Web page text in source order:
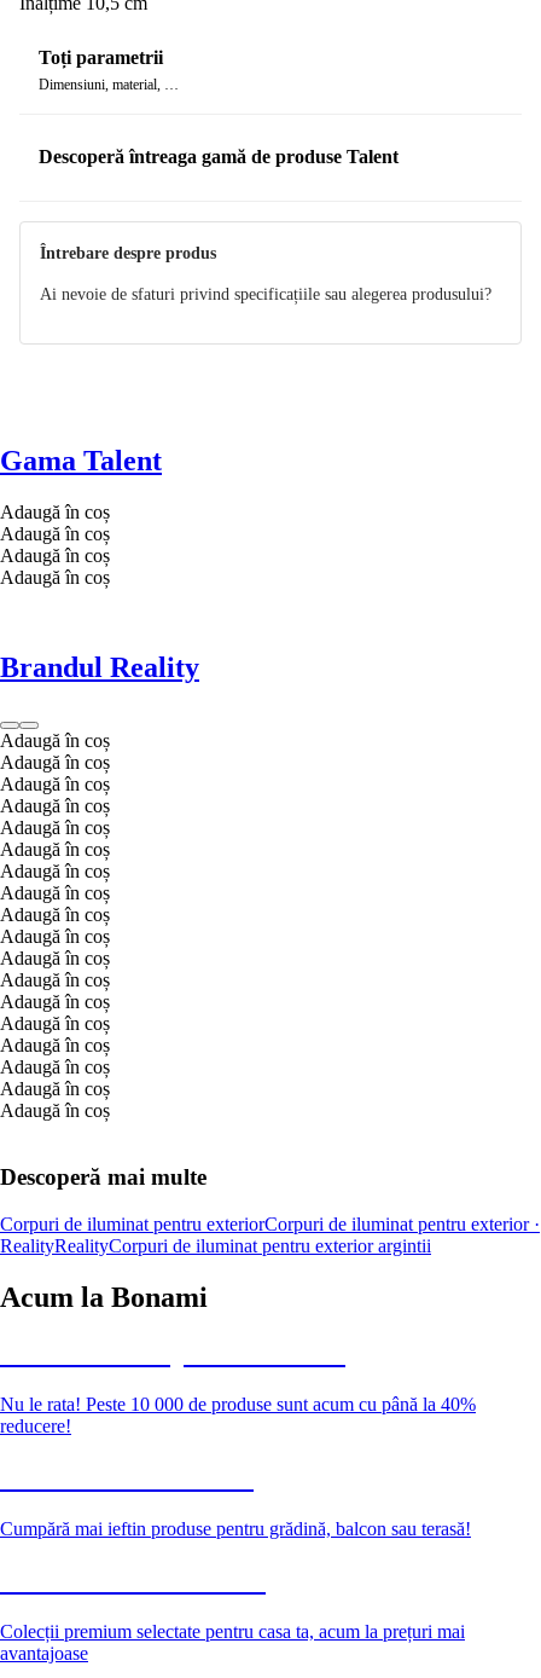
Toți parametrii
Dimensiuni, material, …
Descoperă întreaga gamă de produse Talent
Întrebare despre produs
Ai nevoie de sfaturi privind specificațiile sau alegerea produsului?
Gama Talent
Adaugă în coș
Adaugă în coș
Adaugă în coș
Adaugă în coș
Brandul Reality
Adaugă în coș
Adaugă în coș
Adaugă în coș
Adaugă în coș
Adaugă în coș
Adaugă în coș
Adaugă în coș
Adaugă în coș
Adaugă în coș
Adaugă în coș
Adaugă în coș
Adaugă în coș
Adaugă în coș
Adaugă în coș
Adaugă în coș
Adaugă în coș
Adaugă în coș
Adaugă în coș
Descoperă mai multe
Corpuri de iluminat pentru exteriorCorpuri de iluminat pentru exterior ·
RealityRealityCorpuri de iluminat pentru exterior argintii
Acum la Bonami
Nu le rata! Peste 10 000 de produse sunt acum cu până la 40%
reducere!
Cumpără mai ieftin produse pentru grădină, balcon sau terasă!
Colecții premium selectate pentru casa ta, acum la prețuri mai
avantajoase